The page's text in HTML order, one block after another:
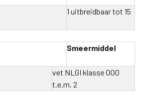
1 uitbreidbaar tot 15
Smeermiddel
vet NLGI klasse 000
t.e.m. 2